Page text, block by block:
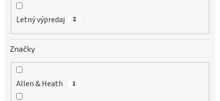
Letný výpredaj 2
Značky
Allen & Heath 1